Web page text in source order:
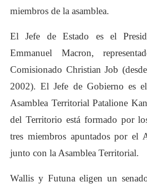
miembros de la asamblea.
El Jefe de Estado es el
Emmanuel Macron,
Comisionado Christian Job
2002). El Jefe de Gobierno es
Asamblea Territorial Patalione
del Territorio está formado por
tres miembros apuntados por el
junto con la Asamblea Territorial.
Wallis y Futuna eligen un